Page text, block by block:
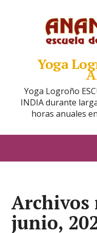
Yoga
Yoga Logroño
INDIA durante
horas anuales
Archivos
junio,